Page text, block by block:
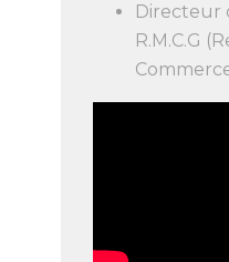
Directeur
R.M.C.G